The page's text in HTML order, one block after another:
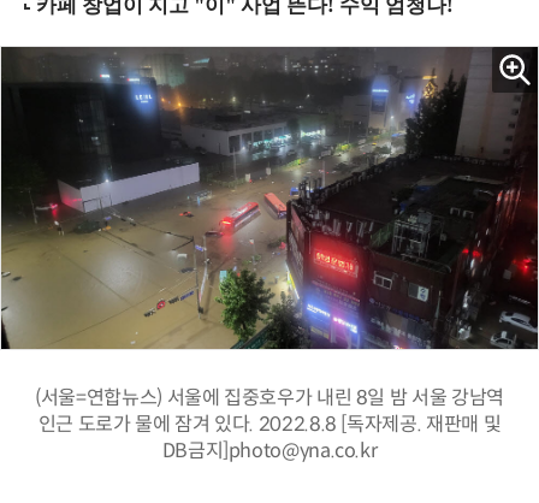
(서울=연합뉴스) 서울에 집중호우가 내린 8일 밤 서울 강남역
인근 도로가 물에 잠겨 있다. 2022.8.8 [독자제공. 재판매 및
DB금지]photo@yna.co.kr